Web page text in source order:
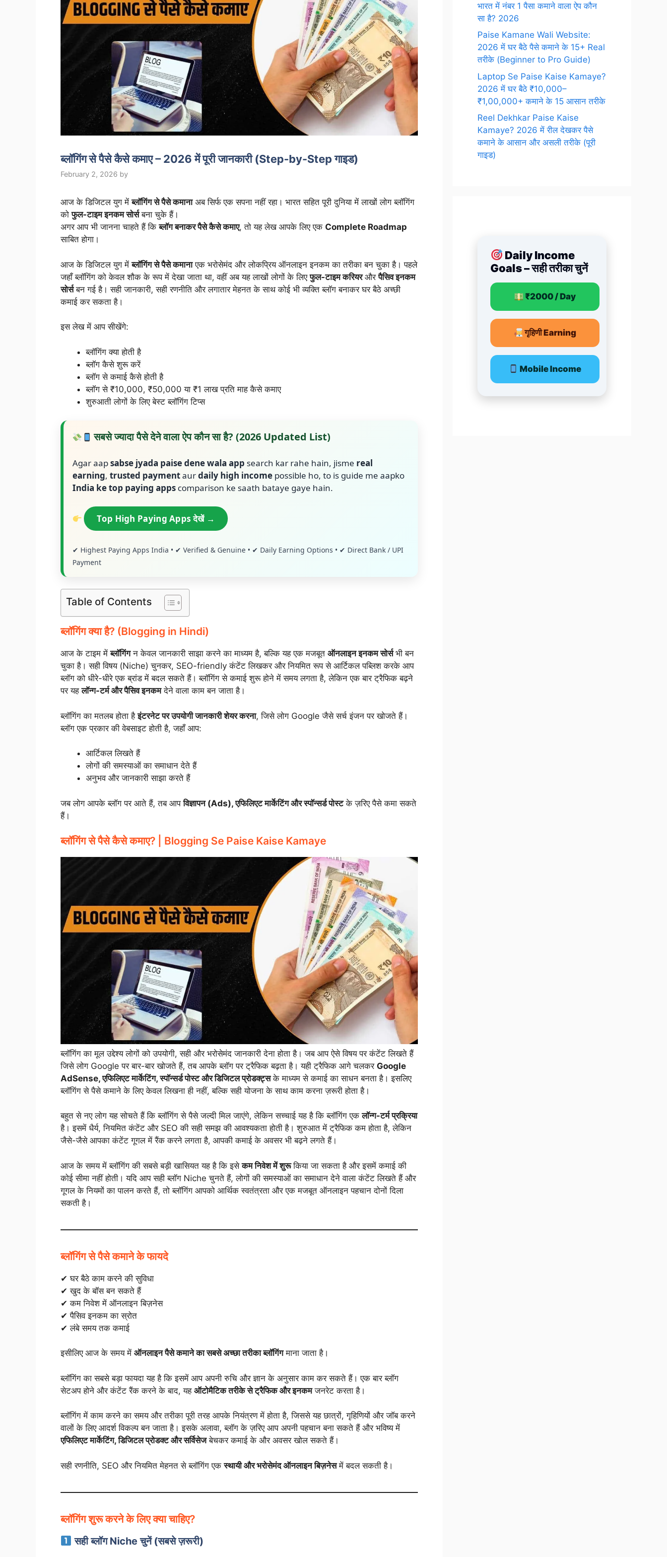
ब्लॉगिंग से पैसे कैसे कमाए – 2026 में पूरी जानकारी (Step-by-Step गाइड)
February 2, 2026 by
आज के डिजिटल युग मेंब्लॉगिंग से पैसे कमानाअब सिर्फ एक सपना नहीं रहा। भारत सहित पूरी दुनिया में लाखों लोग ब्लॉगिंग
कोफुल-टाइम इनकम सोर्सबना चुके हैं।
अगर आप भी जानना चाहते हैं किब्लॉग बनाकर पैसे कैसे कमाए, तो यह लेख आपके लिए एक Complete Roadmap
साबित होगा।
आज के डिजिटल युग मेंब्लॉगिंग से पैसे कमानाएक भरोसेमंद और लोकप्रिय ऑनलाइन इनकम का तरीका बन चुका है। पहले
जहाँ ब्लॉगिंग को केवल शौक के रूप में देखा जाता था, वहीं अब यह लाखों लोगों के लिएफुल-टाइम करियरऔरपैसिव इनकम
सोर्सबन गई है। सही जानकारी, सही रणनीति और लगातार मेहनत के साथ कोई भी व्यक्ति ब्लॉग बनाकर घर बैठे अच्छी
कमाई कर सकता है।
इस लेख में आप सीखेंगे:
ब्लॉगिंग क्या होती है
ब्लॉग कैसे शुरू करें
ब्लॉग से कमाई कैसे होती है
ब्लॉग से ₹10,000, ₹50,000 या ₹1 लाख प्रति माह कैसे कमाए
शुरुआती लोगों के लिए बेस्ट ब्लॉगिंग टिप्स
सबसे ज्यादा पैसे देने वाला ऐप कौन सा है? (2026 Updated List)
Agar aapsabse jyada paise dene wala app search kar rahe hain, jisme real
earning, trusted paymentaurdaily high income possible ho, to is guide me aapko
India ke top paying apps comparison ke saath bataye gaye hain.
Top High Paying Apps देखें →
✔ Highest Paying Apps India • ✔ Verified & Genuine • ✔ Daily Earning Options • ✔ Direct Bank / UPI
Payment
Table of Contents
ब्लॉगिंग क्या है? (Blogging in Hindi)
आज के टाइम मेंब्लॉगिंगन केवल जानकारी साझा करने का माध्यम है, बल्कि यह एक मजबूत ऑनलाइन इनकम सोर्सभी बन
चुका है। सही विषय (Niche) चुनकर, SEO-friendly कंटेंट लिखकर और नियमित रूप से आर्टिकल पब्लिश करके आप
ब्लॉग को धीरे-धीरे एक ब्रांड में बदल सकते हैं। ब्लॉगिंग से कमाई शुरू होने में समय लगता है, लेकिन एक बार ट्रैफिक बढ़ने
पर यहलॉन्ग-टर्म और पैसिव इनकमदेने वाला काम बन जाता है।
ब्लॉगिंग का मतलब होता हैइंटरनेट पर उपयोगी जानकारी शेयर करना, जिसे लोग Google जैसे सर्च इंजन पर खोजते हैं।
ब्लॉग एक प्रकार की वेबसाइट होती है, जहाँ आप:
आर्टिकल लिखते हैं
लोगों की समस्याओं का समाधान देते हैं
अनुभव और जानकारी साझा करते हैं
जब लोग आपके ब्लॉग पर आते हैं, तब आपविज्ञापन (Ads), एफिलिएट मार्केटिंग और स्पॉन्सर्ड पोस्टके ज़रिए पैसे कमा सकते
हैं।
ब्लॉगिंग से पैसे कैसे कमाए? | Blogging Se Paise Kaise Kamaye
ब्लॉगिंग का मूल उद्देश्य लोगों को उपयोगी, सही और भरोसेमंद जानकारी देना होता है। जब आप ऐसे विषय पर कंटेंट लिखते हैं
जिसे लोग Google पर बार-बार खोजते हैं, तब आपके ब्लॉग पर ट्रैफिक बढ़ता है। यही ट्रैफिक आगे चलकर Google
AdSense, एफिलिएट मार्केटिंग, स्पॉन्सर्ड पोस्ट और डिजिटल प्रोडक्ट्सके माध्यम से कमाई का साधन बनता है। इसलिए
ब्लॉगिंग से पैसे कमाने के लिए केवल लिखना ही नहीं, बल्कि सही योजना के साथ काम करना ज़रूरी होता है।
बहुत से नए लोग यह सोचते हैं कि ब्लॉगिंग से पैसे जल्दी मिल जाएंगे, लेकिन सच्चाई यह है कि ब्लॉगिंग एकलॉन्ग-टर्म प्रक्रिया
है। इसमें धैर्य, नियमित कंटेंट और SEO की सही समझ की आवश्यकता होती है। शुरुआत में ट्रैफिक कम होता है, लेकिन
जैसे-जैसे आपका कंटेंट गूगल में रैंक करने लगता है, आपकी कमाई के अवसर भी बढ़ने लगते हैं।
आज के समय में ब्लॉगिंग की सबसे बड़ी खासियत यह है कि इसेकम निवेश में शुरूकिया जा सकता है और इसमें कमाई की
कोई सीमा नहीं होती। यदि आप सही ब्लॉग Niche चुनते हैं, लोगों की समस्याओं का समाधान देने वाला कंटेंट लिखते हैं और
गूगल के नियमों का पालन करते हैं, तो ब्लॉगिंग आपको आर्थिक स्वतंत्रता और एक मजबूत ऑनलाइन पहचान दोनों दिला
सकती है।
ब्लॉगिंग से पैसे कमाने के फायदे
✔ घर बैठे काम करने की सुविधा
✔ खुद के बॉस बन सकते हैं
✔ कम निवेश में ऑनलाइन बिज़नेस
✔ पैसिव इनकम का स्रोत
✔ लंबे समय तक कमाई
इसीलिए आज के समय में ऑनलाइन पैसे कमाने का सबसे अच्छा तरीका ब्लॉगिंगमाना जाता है।
ब्लॉगिंग का सबसे बड़ा फायदा यह है कि इसमें आप अपनी रुचि और ज्ञान के अनुसार काम कर सकते हैं। एक बार ब्लॉग
सेटअप होने और कंटेंट रैंक करने के बाद, यह ऑटोमैटिक तरीके से ट्रैफिक और इनकमजनरेट करता है।
ब्लॉगिंग में काम करने का समय और तरीका पूरी तरह आपके नियंत्रण में होता है, जिससे यह छात्रों, गृहिणियों और जॉब करने
वालों के लिए आदर्श विकल्प बन जाता है। इसके अलावा, ब्लॉग के ज़रिए आप अपनी पहचान बना सकते हैं और भविष्य में
एफिलिएट मार्केटिंग, डिजिटल प्रोडक्ट और सर्विसेजबेचकर कमाई के और अवसर खोल सकते हैं।
सही रणनीति, SEO और नियमित मेहनत से ब्लॉगिंग एकस्थायी और भरोसेमंद ऑनलाइन बिज़नेसमें बदल सकती है।
ब्लॉगिंग शुरू करने के लिए क्या चाहिए?
सही ब्लॉग Niche चुनें (सबसे ज़रूरी)
भारत में नंबर 1 पैसा कमाने वाला ऐप कौन
सा है? 2026
Paise Kamane Wali Website:
2026 में घर बैठे पैसे कमाने के 15+ Real
तरीके (Beginner to Pro Guide)
Laptop Se Paise Kaise Kamaye?
2026 में घर बैठे ₹10,000–
₹1,00,000+ कमाने के 15 आसान तरीके
Reel Dekhkar Paise Kaise
Kamaye? 2026 में रील देखकर पैसे
कमाने के आसान और असली तरीके (पूरी
गाइड)
Daily Income
Goals – सही तरीका चुनें
₹2000 / Day
गृहिणी Earning
Mobile Income